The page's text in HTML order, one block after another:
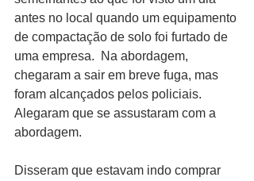
antes no local quando um equipamento
de compactação de solo foi furtado de
uma empresa.  Na abordagem,
chegaram a sair em breve fuga, mas
foram alcançados pelos policiais.
Alegaram que se assustaram com a
abordagem.
Disseram que estavam indo comprar